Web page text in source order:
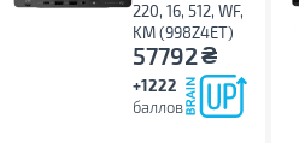
220, 16, 512, WF,
KM (998Z4ET)
57792₴
+1222
баллов